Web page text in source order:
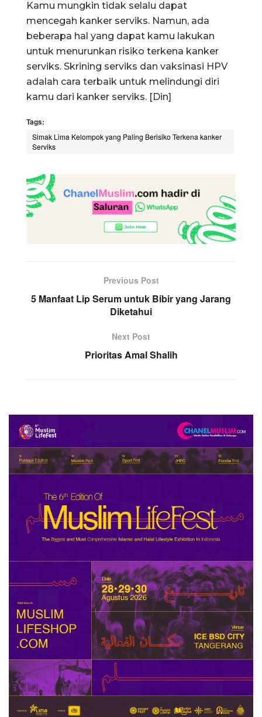
Kamu mungkin tidak selalu dapat
mencegah kanker serviks. Namun, ada
beberapa hal yang dapat kamu lakukan
untuk menurunkan risiko terkena kanker
serviks. Skrining serviks dan vaksinasi HPV
adalah cara terbaik untuk melindungi diri
kamu dari kanker serviks. [Din]
Tags:
Simak Lima Kelompok yang Paling Berisiko Terkena kanker
Serviks
Previous Post
5 Manfaat Lip Serum untuk Bibir yang Jarang
Diketahui
Next Post
Prioritas Amal Shalih